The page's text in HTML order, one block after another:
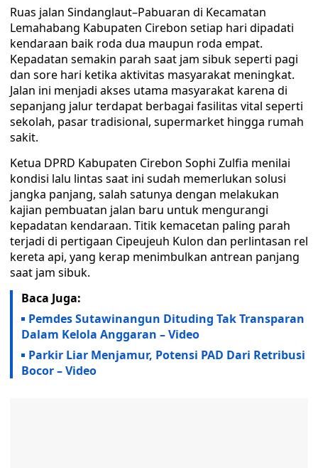
Ruas jalan Sindanglaut–Pabuaran di Kecamatan
Lemahabang Kabupaten Cirebon setiap hari dipadati
kendaraan baik roda dua maupun roda empat.
Kepadatan semakin parah saat jam sibuk seperti pagi
dan sore hari ketika aktivitas masyarakat meningkat.
Jalan ini menjadi akses utama masyarakat karena di
sepanjang jalur terdapat berbagai fasilitas vital seperti
sekolah, pasar tradisional, supermarket hingga rumah
sakit.
Ketua DPRD Kabupaten Cirebon Sophi Zulfia menilai
kondisi lalu lintas saat ini sudah memerlukan solusi
jangka panjang, salah satunya dengan melakukan
kajian pembuatan jalan baru untuk mengurangi
kepadatan kendaraan. Titik kemacetan paling parah
terjadi di pertigaan Cipeujeuh Kulon dan perlintasan rel
kereta api, yang kerap menimbulkan antrean panjang
saat jam sibuk.
Baca Juga:
Pemdes Sutawinangun Dituding Tak Transparan
Dalam Kelola Anggaran – Video
Parkir Liar Menjamur, Potensi PAD Dari Retribusi
Bocor – Video